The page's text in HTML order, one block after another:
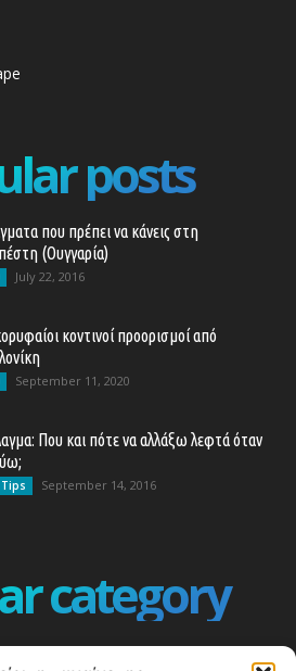
posts
που πρέπει να κάνεις στη
(Ουγγαρία)
July 22, 2016
κοντινοί προορισμοί από
September 11, 2020
Που και πότε να αλλάξω λεφτά όταν
September 14, 2016
category